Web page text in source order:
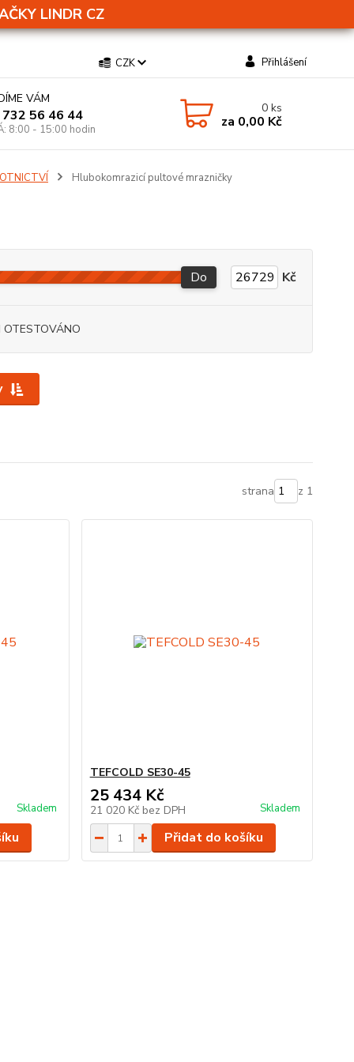
LINDR CZ
CZK Přihlášení
VÁM
56 46 44
8:00 - 15:00 hodin
0ks
za 0,00 Kč
Hlubokomrazicí pultové mrazničky
Do Kč
OTESTOVÁNO
strana z 1
Skladem
TEFCOLD SE30-45
25 434 Kč
21 020 Kč bez DPH Skladem
Přidat do košíku